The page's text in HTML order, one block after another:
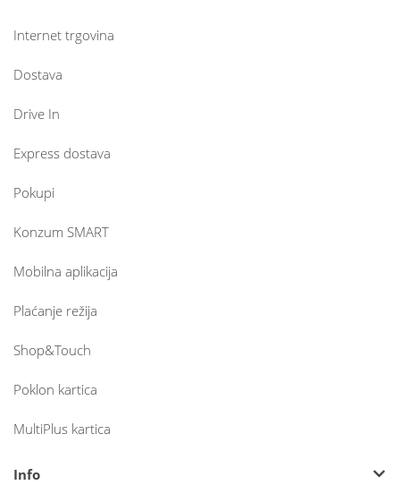
Internet trgovina
Dostava
Drive In
Express dostava
Pokupi
Konzum SMART
Mobilna aplikacija
Plaćanje režija
Shop&Touch
Poklon kartica
MultiPlus kartica
Info